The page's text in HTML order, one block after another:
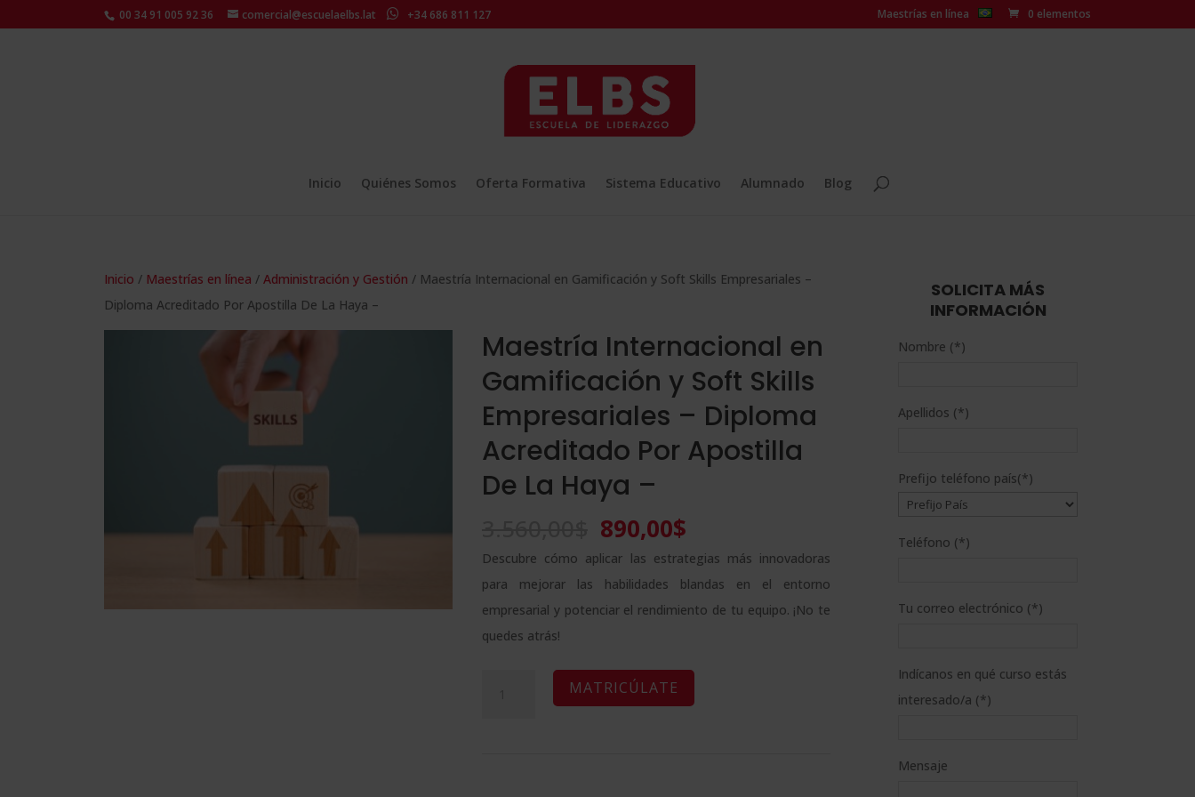
00 34 91 005 92 36 comercial@escuelaelbs.lat +34 686 811 127 Maestrías en línea 0 elementos
Inicio Quiénes Somos Oferta Formativa Sistema Educativo Alumnado Blog
Inicio / Maestrías en línea / Administración y Gestión / Maestría Internacional en Gamificación y Soft Skills Empresariales –
Diploma Acreditado Por Apostilla De La Haya –
Maestría Internacional en
Gamificación y Soft Skills
Empresariales – Diploma
Acreditado Por Apostilla
De La Haya –
El
precio
original
era:
890,00$El
precio
actual
es:
Descubre cómo aplicar las estrategias más innovadoras
para mejorar las habilidades blandas en el entorno
empresarial y potenciar el rendimiento de tu equipo. ¡No te
quedes atrás!
Internacional
MATRICÚLATE
SOLICITA MÁS
INFORMACIÓN
Nombre (*)
Apellidos (*)
Prefijo teléfono país(*)
Teléfono (*)
Tu correo electrónico (*)
Indícanos en qué curso estás
interesado/a (*)
Mensaje